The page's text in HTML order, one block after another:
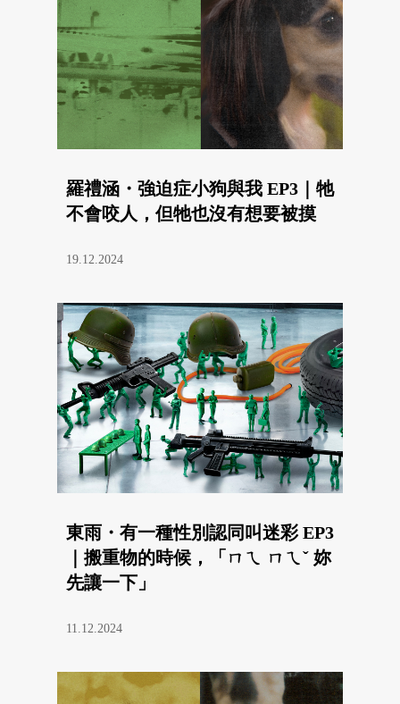
羅禮涵・強迫症小狗與我 EP3｜牠
不會咬人，但牠也沒有想要被摸
19.12.2024
東雨・有一種性別認同叫迷彩 EP3
｜搬重物的時候，「ㄇㄟ ㄇㄟˇ 妳
先讓一下」
11.12.2024